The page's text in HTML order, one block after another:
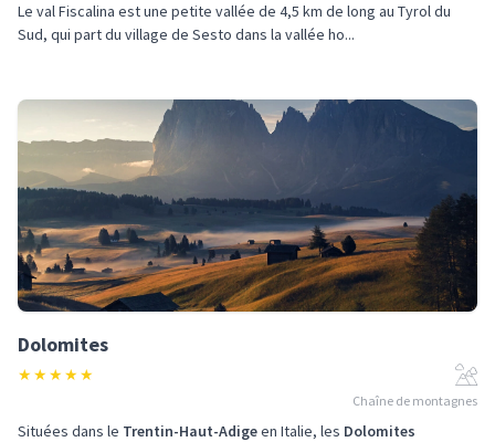
Le val Fiscalina est une petite vallée de 4,5 km de long au Tyrol du
Sud, qui part du village de Sesto dans la vallée ho...
Dolomites
★★★★★
Chaîne de montagnes
Situées dans le Trentin-Haut-Adigeen Italie, les Dolomites